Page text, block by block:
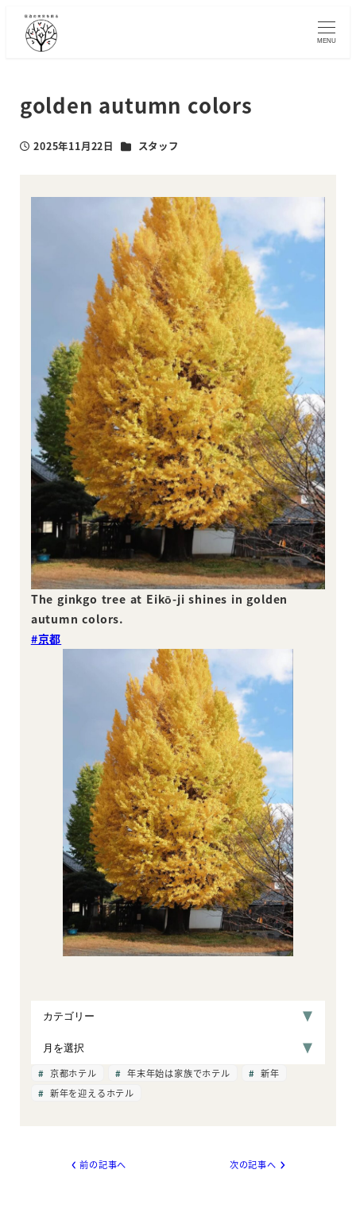
MENU
golden autumn colors
投稿日
2025年11月22日 カテゴリー
スタッフ
The ginkgo tree at Eikō-ji shines in golden
autumn colors.
#京都
京都ホテル 年末年始は家族でホテル
新年
新年を迎えるホテル
前の記事へ 次の記事へ